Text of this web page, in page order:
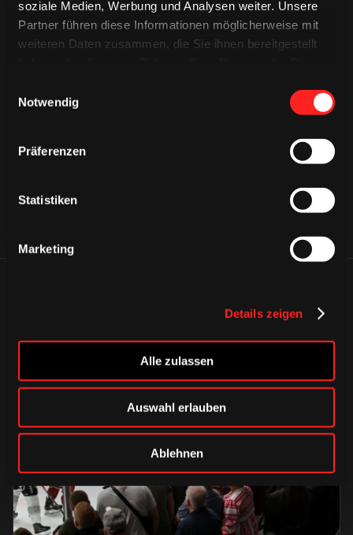
soziale Medien, Werbung und Analysen weiter. Unsere
Partner führen diese Informationen möglicherweise mit
weiteren Daten zusammen, die Sie ihnen bereitgestellt
Notwendig
Präferenzen
Statistiken
Marketing
Details zeigen
Alle zulassen
Auswahl erlauben
Ablehnen